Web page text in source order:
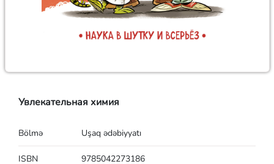
Увлекательная химия
Bölmə Uşaq ədəbiyyatı
ISBN 9785042273186